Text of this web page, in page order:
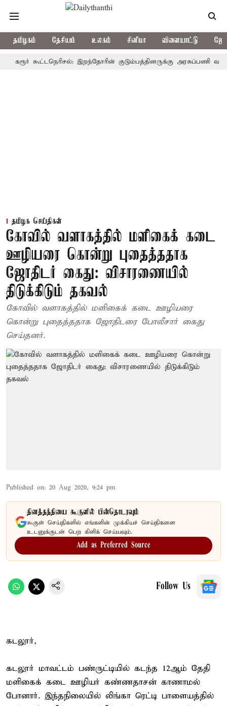
தமிழகம் தேசியம் உலகம் சினிமா விளையாட்டு
கூட்டநெரிசல்: இறந்தோரின் குடும்பத்தினருக்கு அரசுப்பணி வழக்கு;
தமிழக செய்திகள்
கோவில் வளாகத்தில் மளிகைக் கடை
ஊழியரை கொன்று புதைத்ததாக
ஜோதிடர் கைது: விசாரணையில்
திடுக்கிடும் தகவல்
கோவில் வளாகத்தில் மளிகைக் கடை ஊழியரை
கொன்று புதைத்ததாக ஜோதிடரை போலீசார் கைது
செய்தனர்.
Published on: 20 Aug 2020, 9:24 pm
தினத்தந்தியை கூகுளில் பின்தொடரவும்
கூகுள் செய்திகளில் எங்களின் முக்கியச் செய்திகளை
உடனுக்குடன் பெற கிளிக் செய்யவும்.
Add as Preferred Source
Follow Us
கடலூர்,
கடலூர் மாவட்டம் பண்ருட்டியில் கடந்த 12ஆம் தேதி
மளிகைக் கடை ஊழியர் கண்ணதாசன் காணாமல்
போனார். இந்தநிலையில் லிங்கா ரெட்டி பாளையத்தில்